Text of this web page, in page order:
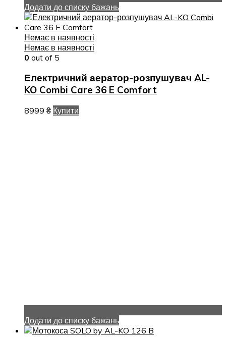
Додати до списку бажань
Немає в наявності
Немає в наявності
0 out of 5
Електричний аератор-розпушувач AL-
KO Combi Care 36 E Comfort
8999 ₴ Купити
Додати до списку бажань